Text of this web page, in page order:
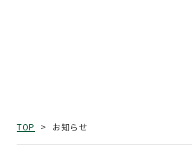
TOP お知らせ